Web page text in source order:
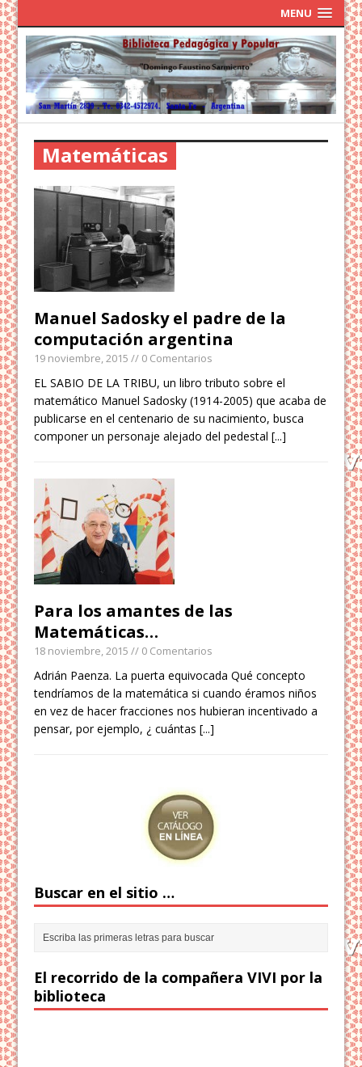
MENU
Matemáticas
Manuel Sadosky el padre de la
computación argentina
19 noviembre, 2015 // 0 Comentarios
EL SABIO DE LA TRIBU, un libro tributo sobre el
matemático Manuel Sadosky (1914-2005) que acaba de
publicarse en el centenario de su nacimiento, busca
componer un personaje alejado del pedestal[...]
Para los amantes de las
Matemáticas…
18 noviembre, 2015 // 0 Comentarios
Adrián Paenza. La puerta equivocada Qué concepto
tendríamos de la matemática si cuando éramos niños
en vez de hacer fracciones nos hubieran incentivado a
pensar, por ejemplo, ¿ cuántas[...]
Buscar en el sitio …
El recorrido de la compañera VIVI por la
biblioteca